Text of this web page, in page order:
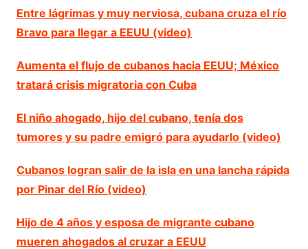
Entre lágrimas y muy nerviosa, cubana cruza el río
Bravo para llegar a EEUU (video)
Aumenta el flujo de cubanos hacia EEUU; México
tratará crisis migratoria con Cuba
El niño ahogado, hijo del cubano, tenía dos
tumores y su padre emigró para ayudarlo (video)
Cubanos logran salir de la isla en una lancha rápida
por Pinar del Río (video)
Hijo de 4 años y esposa de migrante cubano
mueren ahogados al cruzar a EEUU